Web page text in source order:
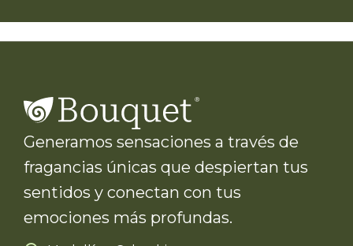
Generamos sensaciones a través de
fragancias únicas que despiertan tus
sentidos y conectan con tus
emociones más profundas.